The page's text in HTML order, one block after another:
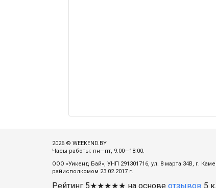
2026 © WEEKEND.BY
Часы работы: пн—пт, 9:00—18:00.
ООО «Уикенд Бай», УНП 291301716, ул. 8 марта 34В, г.
райисполкомом 23.02.2017 г.
Рейтинг 5★★★★★ на основе отзывов 5